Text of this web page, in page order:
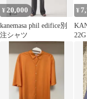
¥20,000
kanemasa phil edifice別
注シャツ
¥
シ